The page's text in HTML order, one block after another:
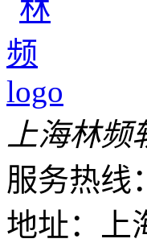
上海林频
服务热线
地址：上